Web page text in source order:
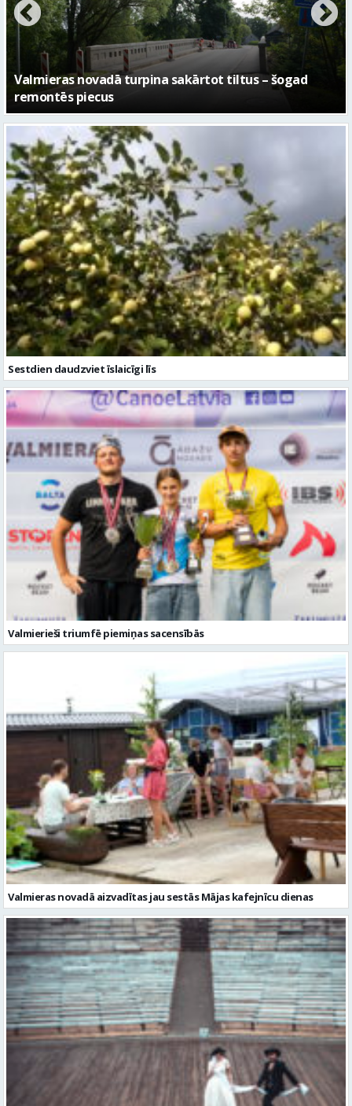
No pagaidu teātra līdz laikmetīgās kultūras centram
– kā attīstīsies “Kurtuve”
Sestdien daudzviet īslaicīgi līs
Valmierieši triumfē piemiņas sacensībās
Valmieras novadā aizvadītas jau sestās Mājas kafejnīcu dienas